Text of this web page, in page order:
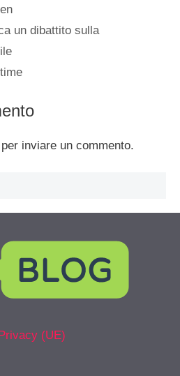
un dibattito sulla
per inviare un commento.
(UE)